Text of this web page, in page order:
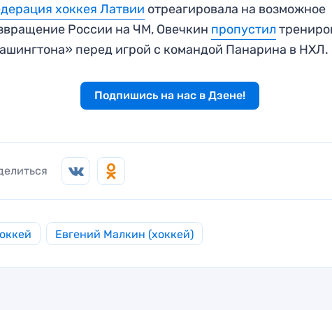
хоккея Латвии отреагировала на возможное
России на ЧМ, Овечкин пропустил
перед игрой с командой Панарина в НХЛ.
Подпишись на нас в Дзене!
Евгений Малкин (хоккей)